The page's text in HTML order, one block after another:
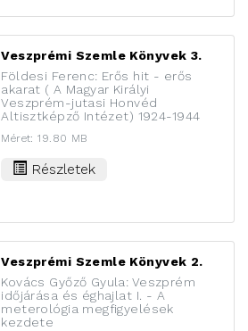
Veszprémi Szemle Könyvek 3.
Földesi Ferenc: Erős hit - erős
akarat ( A Magyar Királyi
Veszprém-jutasi Honvéd
Altisztképző Intézet) 1924-1944
Méret: 19.80 MB
Részletek
Veszprémi Szemle Könyvek 2.
Kovács Győző Gyula: Veszprém
időjárása és éghajlat I. - A
meterológia megfigyelések
kezdete